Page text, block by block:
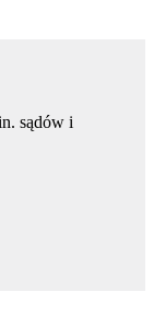
sądów i